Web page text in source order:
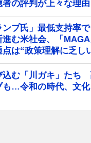
の評判が上々な理由
ンプ氏」最低支持率
む米社会、「
は“政策理解に乏し
込む「川ガキ」たち
も…令和の時代、文